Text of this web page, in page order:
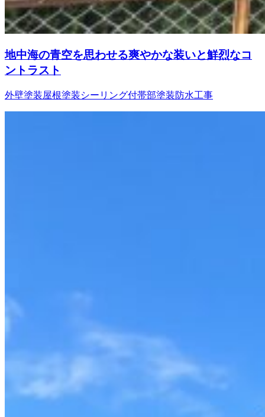
地中海の青空を思わせる爽やかな装いと鮮烈なコ
ントラスト
外壁塗装屋根塗装シーリング付帯部塗装防水工事